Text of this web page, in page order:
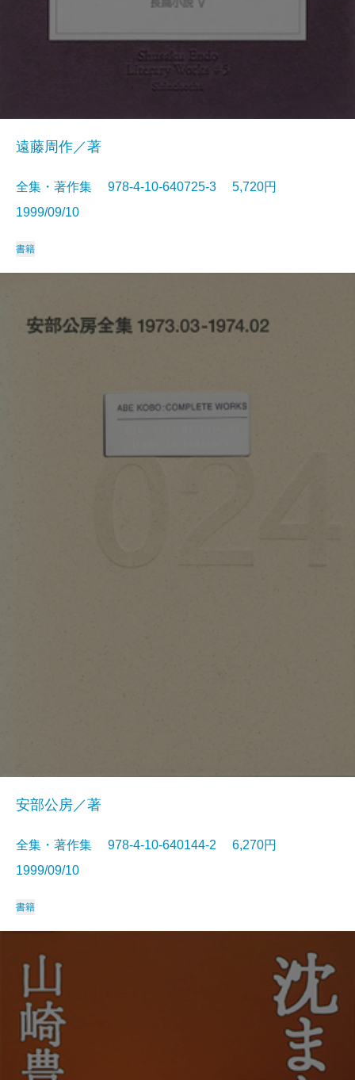
遠藤周作／著
全集・著作集 978-4-10-640725-3 5,720円
1999/09/10
書籍
安部公房／著
全集・著作集 978-4-10-640144-2 6,270円
1999/09/10
書籍